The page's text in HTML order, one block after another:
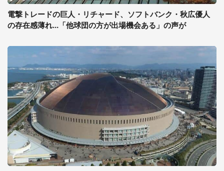
電撃トレードの巨人・リチャード、ソフトバンク・秋広優人
の存在感薄れ...「他球団の方が出場機会ある」の声が